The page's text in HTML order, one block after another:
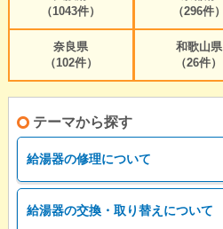
（1043件）
（296件）
奈良県
（102件）
和歌山県
（26件）
テーマから探す
給湯器の修理について
給湯器の交換・取り替えについて